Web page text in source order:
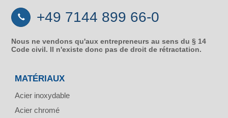
+49 7144 899 66-0
Nous ne vendons qu'aux entrepreneurs au sens du § 14
Code civil. Il n'existe donc pas de droit de rétractation.
MATÉRIAUX
Acier inoxydable
Acier chromé